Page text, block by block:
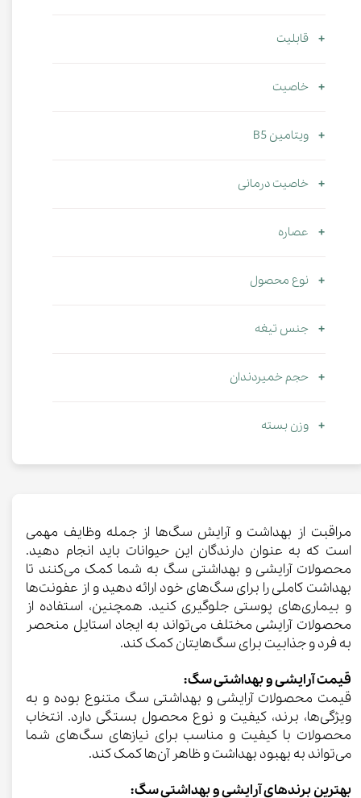
قابلیت
خاصیت
ویتامین B5
خاصیت درمانی
عصاره
نوع محصول
جنس تیغه
حجم خمیردندان
وزن بسته
مراقبت از بهداشت و آرایش سگ‌ها از جمله وظایف مهمی
است که به عنوان دارندگان این حیوانات باید انجام دهید.
محصولات آرایشی و بهداشتی سگ به شما کمک می‌کنند تا
بهداشت کاملی را برای سگ‌های خود ارائه دهید و از عفونت‌ها
و بیماری‌های پوستی جلوگیری کنید. همچنین، استفاده از
محصولات آرایشی مختلف می‌تواند به ایجاد استایل منحصر
به فرد و جذابیت برای سگ‌هایتان کمک کند.
قیمت آرایشی و بهداشتی سگ:
قیمت محصولات آرایشی و بهداشتی سگ متنوع بوده و به
ویژگی‌ها، برند، کیفیت و نوع محصول بستگی دارد. انتخاب
محصولات با کیفیت و مناسب برای نیازهای سگ‌های شما
می‌تواند به بهبود بهداشت و ظاهر آن‌ها کمک کند.
بهترین برندهای آرایشی و بهداشتی سگ: